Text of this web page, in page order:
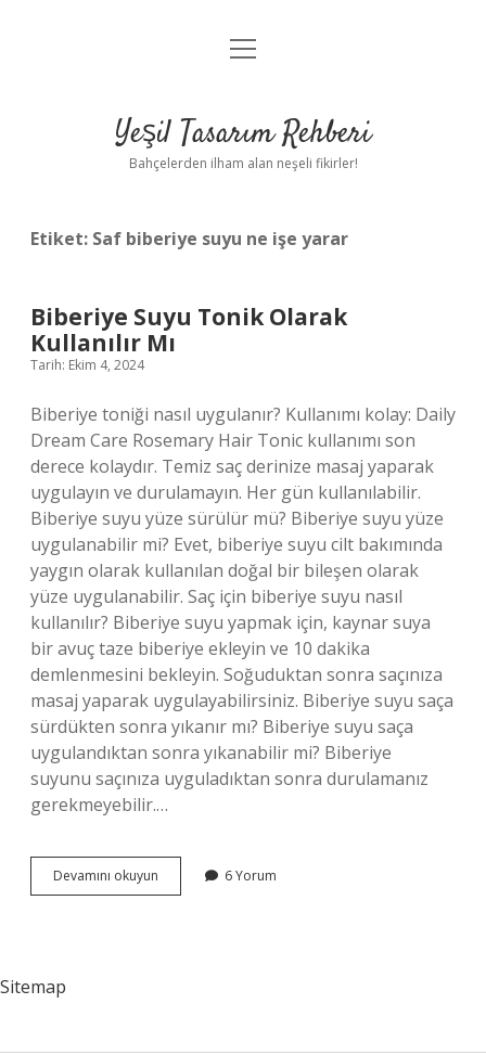
Anasayfa
Yasal Uyarı
menüyü
Yeşil Tasarım Rehberi
Bahçelerden ilham alan neşeli fikirler!
Etiket: Saf biberiye suyu ne işe yarar
Biberiye Suyu Tonik Olarak
Kullanılır Mı
Tarih: Ekim 4, 2024
Biberiye toniği nasıl uygulanır? Kullanımı kolay: Daily
Dream Care Rosemary Hair Tonic kullanımı son
derece kolaydır. Temiz saç derinize masaj yaparak
uygulayın ve durulamayın. Her gün kullanılabilir.
Biberiye suyu yüze sürülür mü? Biberiye suyu yüze
uygulanabilir mi? Evet, biberiye suyu cilt bakımında
yaygın olarak kullanılan doğal bir bileşen olarak
yüze uygulanabilir. Saç için biberiye suyu nasıl
kullanılır? Biberiye suyu yapmak için, kaynar suya
bir avuç taze biberiye ekleyin ve 10 dakika
demlenmesini bekleyin. Soğuduktan sonra saçınıza
masaj yaparak uygulayabilirsiniz. Biberiye suyu saça
sürdükten sonra yıkanır mı? Biberiye suyu saça
uygulandıktan sonra yıkanabilir mi? Biberiye
suyunu saçınıza uyguladıktan sonra durulamanız
gerekmeyebilir.…
Devamını okuyun Biberiye
Suyu
6 Yorum
Sitemap